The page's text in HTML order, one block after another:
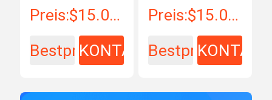
Preis:$15.00 - $35.00 / Piece
BestpreisKONTAKT
Disconnector
Preis:$15.00 - $35.00/ Piece
BestpreisKONTAKT